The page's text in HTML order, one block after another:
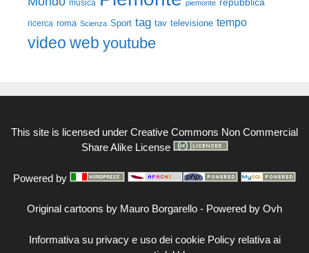
musica piemonte
ricerca roma Scienza Sport tag tav televisione tempo
video web youtube
This site is licensed under Creative Commons Non Commercial
Share Alike License
Powered by
Original cartoons by Mauro Borgarello - Powered by Ovh
Informativa su privacy e uso dei cookie Policy relativa ai